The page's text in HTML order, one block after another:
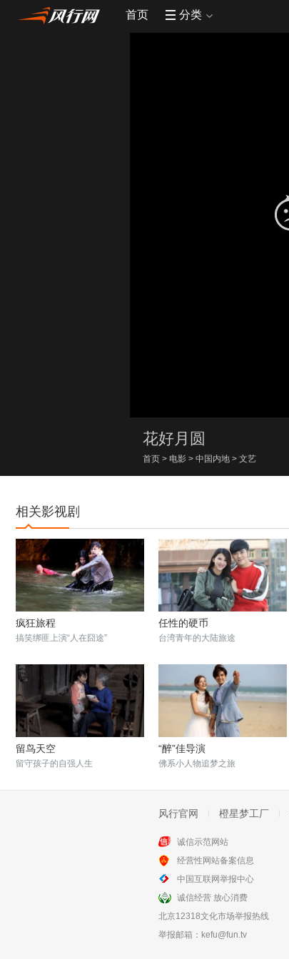
首页 分类
花好月圆
首页 > 电影 > 中国内地 > 文艺
相关影视剧
疯狂旅程
搞笑绑匪上演“人在囧途”
任性的硬币
台湾青年的大陆旅途
留鸟天空
留守孩子的自强人生
“醉”佳导演
佛系小人物追梦之旅
耗尽一生
风行官网 橙星梦工厂
诚信示范网站
经营性网站备案信息
中国互联网举报中心
诚信经营 放心消费
北京12318文化市场举报热线
举报邮箱： kefu@fun.tv